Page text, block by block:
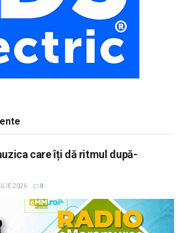
care îți dă ritmul după-
2026 0